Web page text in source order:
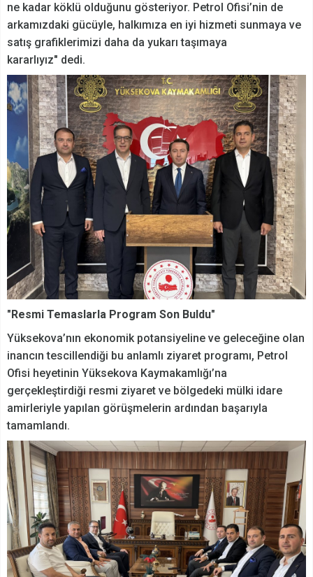
ne kadar köklü olduğunu gösteriyor. Petrol Ofisi’nin de
arkamızdaki gücüyle, halkımıza en iyi hizmeti sunmaya ve
satış grafiklerimizi daha da yukarı taşımaya
kararlıyız" dedi.
"Resmi Temaslarla Program Son Buldu"
Yüksekova’nın ekonomik potansiyeline ve geleceğine olan
inancın tescillendiği bu anlamlı ziyaret programı, Petrol
Ofisi heyetinin Yüksekova Kaymakamlığı’na
gerçekleştirdiği resmi ziyaret ve bölgedeki mülki idare
amirleriyle yapılan görüşmelerin ardından başarıyla
tamamlandı.